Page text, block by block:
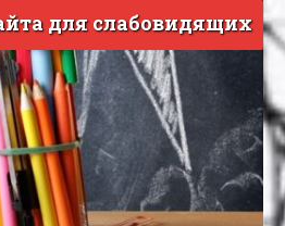
для слабовидящих